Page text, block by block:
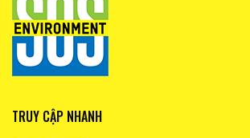
TRUY CẬP NHANH